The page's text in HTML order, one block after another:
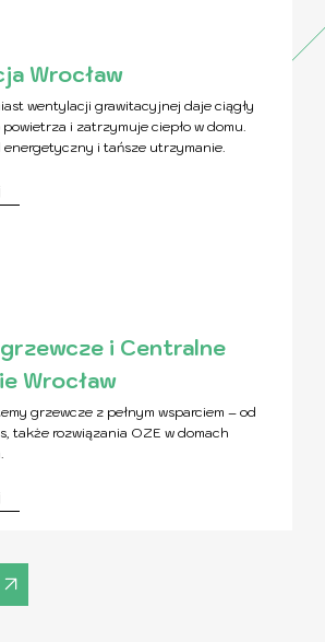
Wrocław
wentylacji grawitacyjnej daje ciągły
i zatrzymuje ciepło w domu.
i tańsze utrzymanie.
i Centralne
Wrocław
grzewcze z pełnym wsparciem – od
także rozwiązania OZE w domach